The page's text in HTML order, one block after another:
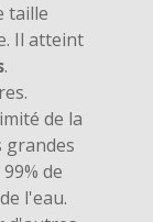
taille
Il atteint
.
de la
grandes
de
l'eau.